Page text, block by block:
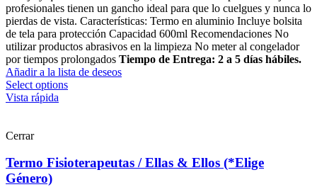
profesionales tienen un gancho ideal para que lo cuelgues y nunca lo
pierdas de vista. Características: Termo en aluminio Incluye bolsita
de tela para protección Capacidad 600ml Recomendaciones No
utilizar productos abrasivos en la limpieza No meter al congelador
por tiempos prolongados Tiempo de Entrega: 2 a 5 días hábiles.
Añadir a la lista de deseos
Select options
Vista rápida
Cerrar
Termo Fisioterapeutas / Ellas & Ellos (*Elige
Género)